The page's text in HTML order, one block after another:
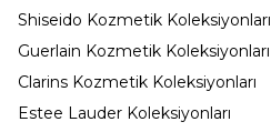
Shiseido Kozmetik Koleksiyonları
Guerlain Kozmetik Koleksiyonları
Clarins Kozmetik Koleksiyonları
Estee Lauder Koleksiyonları